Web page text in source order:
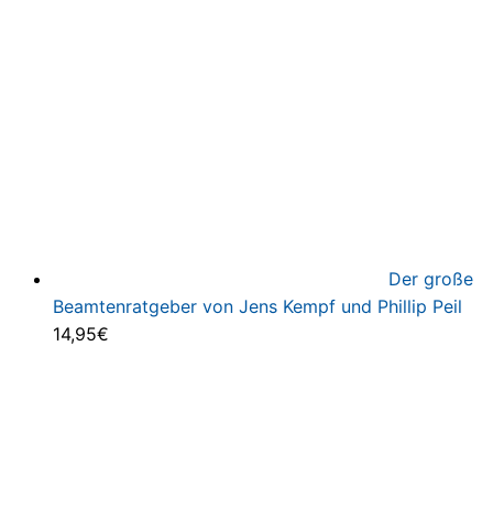
Der große
Beamtenratgeber von Jens Kempf und Phillip Peil
14,95€